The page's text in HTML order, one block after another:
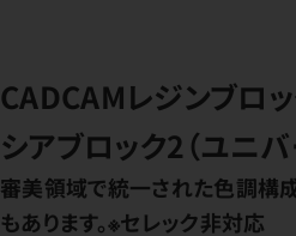
CADCAMレジンブロ
シアブロック2（ユニバ
審美領域で統一された色調構
もあります。※セレック非対応